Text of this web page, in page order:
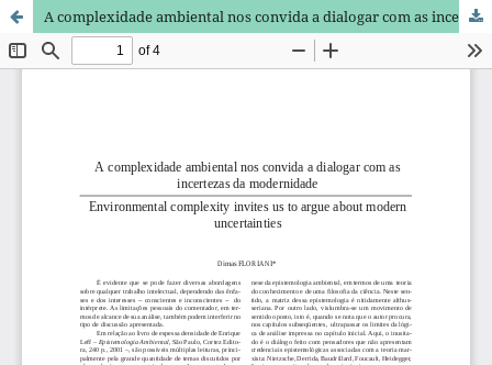
A complexidade ambiental nos convida a dialogar com as incertezas da modernidade